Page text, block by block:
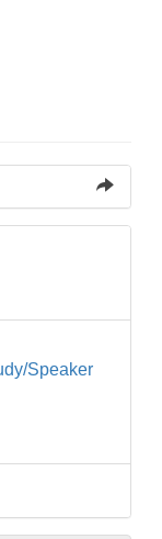
Speaker